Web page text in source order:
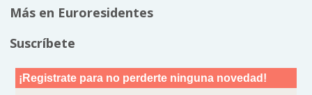
Más en Euroresidentes
Suscríbete